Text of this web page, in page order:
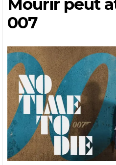
Mourir peut
007